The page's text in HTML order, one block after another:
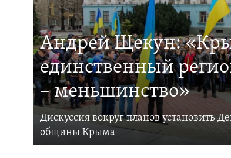
Андрей Щекун:
единственный
– меньшинство»
Дискуссия вокруг планов установить
общины Крыма